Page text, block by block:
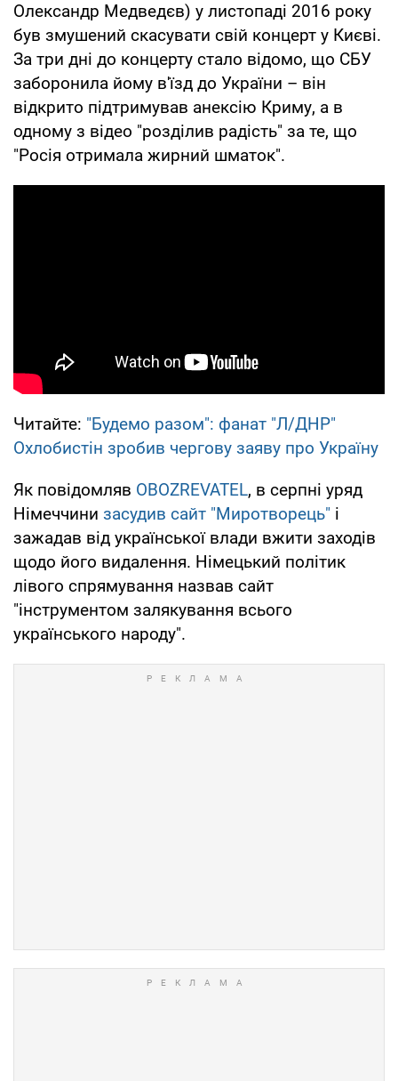
Олександр Медведєв) у листопаді 2016 року
був змушений скасувати свій концерт у Києві.
За три дні до концерту стало відомо, що СБУ
заборонила йому в'їзд до України – він
відкрито підтримував анексію Криму, а в
одному з відео "розділив радість" за те, що
"Росія отримала жирний шматок".
Читайте: "Будемо разом": фанат "Л/ДНР"
Охлобистін зробив чергову заяву про Україну
Як повідомляв OBOZREVATEL, в серпні уряд
Німеччини засудив сайт "Миротворець" і
зажадав від української влади вжити заходів
щодо його видалення. Німецький політик
лівого спрямування назвав сайт
"інструментом залякування всього
українського народу".